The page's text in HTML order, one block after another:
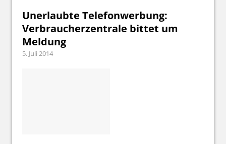
Unerlaubte Telefonwerbung:
Verbraucherzentrale bittet um
Meldung
5. Juli 2014